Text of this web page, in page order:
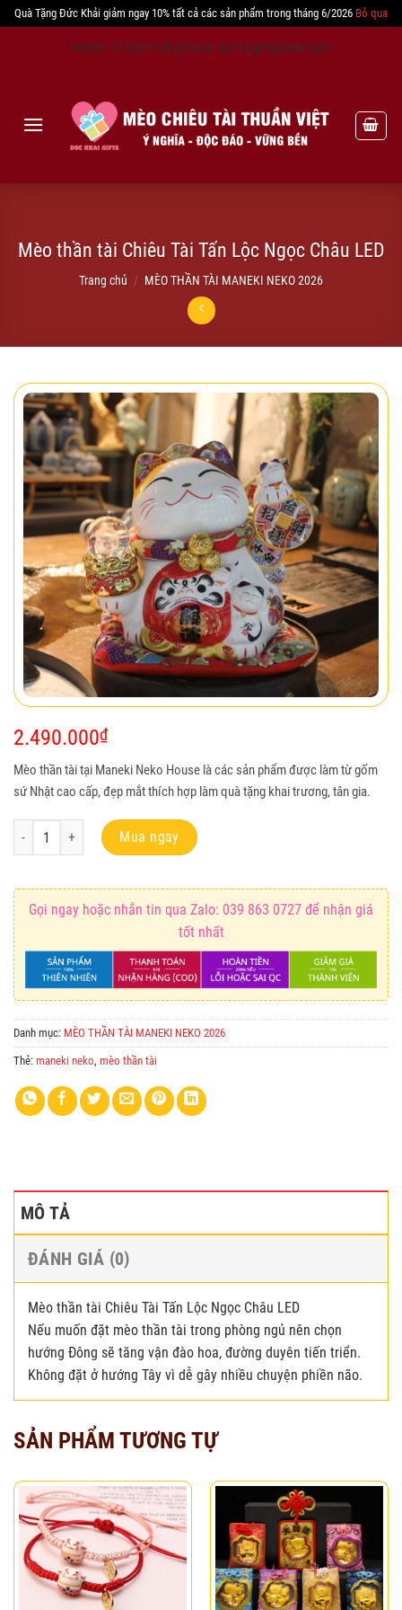
Quà Tặng Đức Khải giảm ngay 10% tất cả các sản phẩm trong tháng 6/2026 Bỏ qua
Hotline: 0793271186 | Email: duckhaigift@gmail.com
Mèo thần tài Chiêu Tài Tấn Lộc Ngọc Châu LED
Trang chủ / MÈO THẦN TÀI MANEKI NEKO 2026
2.490.000₫
Mèo thần tài tại Maneki Neko House là các sản phẩm được làm từ gốm
sứ Nhật cao cấp, đẹp mắt thích hợp làm quà tặng khai trương, tân gia.
Mèo thần tài Chiêu Tài Tấn Lộc Ngọc Châu LED số lượng
Mua ngay
Gọi ngay hoặc nhắn tin qua Zalo: 039 863 0727 để nhận giá
tốt nhất
Danh mục: MÈO THẦN TÀI MANEKI NEKO 2026
Thẻ: maneki neko, mèo thần tài
MÔ TẢ
ĐÁNH GIÁ (0)
Mèo thần tài Chiêu Tài Tấn Lộc Ngọc Châu LED
Nếu muốn đặt mèo thần tài trong phòng ngủ nên chọn
hướng Đông sẽ tăng vận đào hoa, đường duyên tiến triển.
Không đặt ở hướng Tây vì dễ gây nhiều chuyện phiền não.
SẢN PHẨM TƯƠNG TỰ